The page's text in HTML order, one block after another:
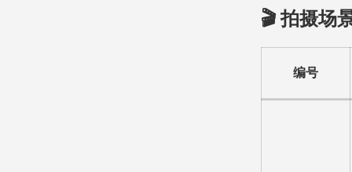
🎬 拍摄场
编号